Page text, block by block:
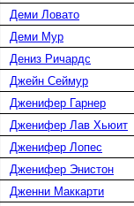
Деми Ловато
Деми Мур
Дениз Ричардс
Джейн Сеймур
Дженифер Гарнер
Дженифер Лав Хьюит
Дженифер Лопес
Дженифер Энистон
Дженни Маккарти